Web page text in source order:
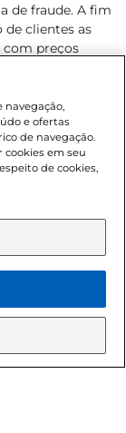
de fraude. A fim
clientes as
com preços
para
podendo
a venda
conforme
Criança e do
para o
on-line é de
navegação,
e ofertas
de navegação.
cookies em seu
de cookies,